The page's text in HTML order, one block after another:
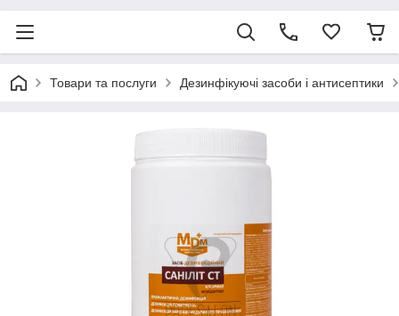
Товари та послуги Дезинфікуючі засоби і антисептики